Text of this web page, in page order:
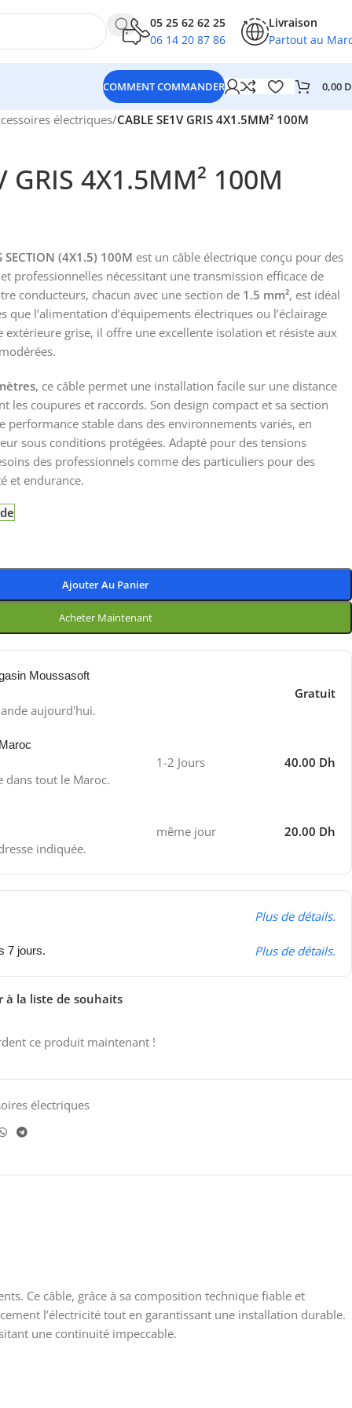
05 25 62 62 25
06 14 20 87 86
Livraison
Partout au
COMMENT COMMANDER 0,00
électriques/CABLE SE1V GRIS 4X1.5MM² 100M
GRIS 4X1.5MM² 100M
SECTION (4X1.5) 100M est un câble électrique conçu pour des
professionnelles nécessitant une transmission efficace de
conducteurs, chacun avec une section de 1.5 mm², est idéal
que l’alimentation d’équipements électriques ou l’éclairage
extérieure grise, il offre une excellente isolation et résiste aux
, ce câble permet une installation facile sur une distance
les coupures et raccords. Son design compact et sa section
performance stable dans des environnements variés, en
sous conditions protégées. Adapté pour des tensions
des professionnels comme des particuliers pour des
et endurance.
Ajouter Au Panier
Acheter Maintenant
Moussasoft
aujourd'hui.
Gratuit
dans tout le Maroc.
1-2 Jours 40.00 Dh
indiquée.
même jour 20.00 Dh
Plus de détails.
7 jours. Plus de détails.
à la liste de souhaits
ce produit maintenant !
électriques
Ce câble, grâce à sa composition technique fiable et
l’électricité tout en garantissant une installation durable.
une continuité impeccable.